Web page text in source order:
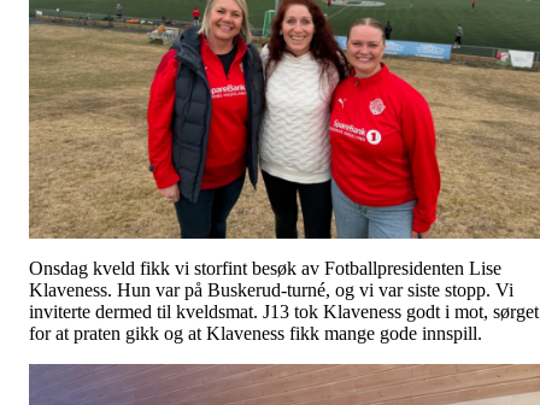
Onsdag kveld fikk vi storfint besøk av Fotballpresidenten Lise
Klaveness. Hun var på Buskerud-turné, og vi var siste stopp. Vi
inviterte dermed til kveldsmat. J13 tok Klaveness godt i mot, sørget
for at praten gikk og at Klaveness fikk mange gode innspill.